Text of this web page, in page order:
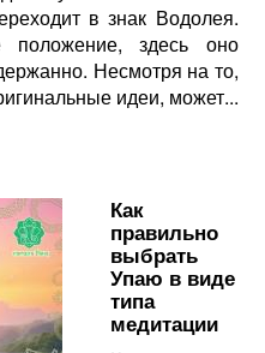
в знак Водолея.
здесь оно
Несмотря на то,
идеи, может...
Как
правильно
выбрать
Упаю в виде
типа
медитации